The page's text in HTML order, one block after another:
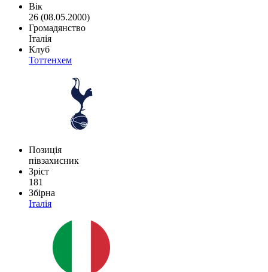
Вік
26 (08.05.2000)
Громадянство
Італія
Клуб
Тоттенхем
Позиція
півзахисник
Зріст
181
Збірна
Італія